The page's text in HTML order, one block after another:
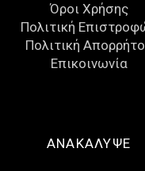
Όροι Χρήσης
Πολιτική
Πολιτική
Eπικοινωνία
ΑΝΑΚΑΛΥΨΕ